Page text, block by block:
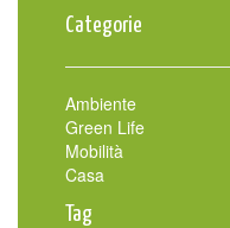
Categorie
Ambiente
Green Life
Mobilità
Casa
Tag